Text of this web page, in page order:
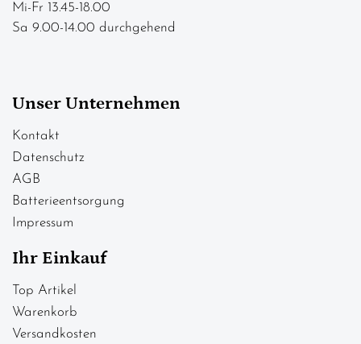
Mi-Fr 13.45-18.00
Sa 9.00-14.00 durchgehend
Unser Unternehmen
Kontakt
Datenschutz
AGB
Batterieentsorgung
Impressum
Ihr Einkauf
Top Artikel
Warenkorb
Versandkosten